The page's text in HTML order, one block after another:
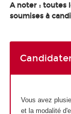
A noter : toutes
soumises à
Vous avez
et la modalité